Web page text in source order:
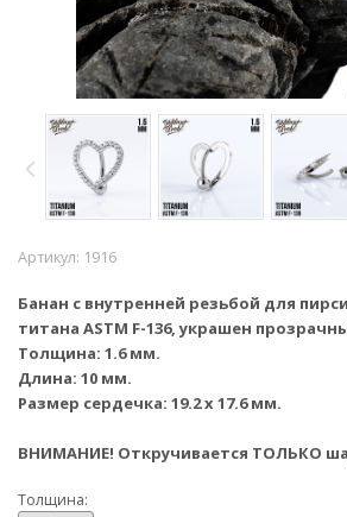
Артикул: 1916
Банан с внутренней резьбой для
титана ASTM F-136, украшен
Толщина: 1.6 мм.
Длина: 10 мм.
Размер сердечка: 19.2 х 17.6 мм.
ВНИМАНИЕ! Откручивается ТОЛЬКО
Толщина: